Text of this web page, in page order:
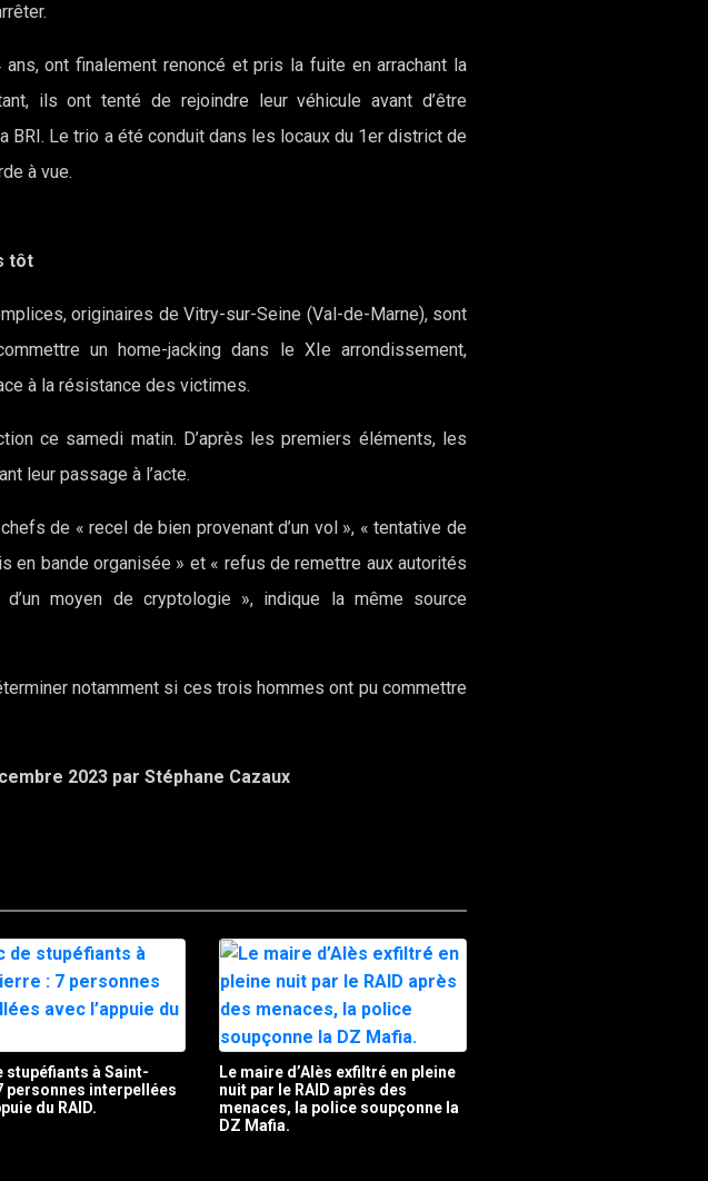
ont finalement renoncé et pris la fuite en arrachant la
ils ont tenté de rejoindre leur véhicule avant d’être
Le trio a été conduit dans les locaux du 1er district de
à vue.
tôt
originaires de Vitry-sur-Seine (Val-de-Marne), sont
un home-jacking dans le XIe arrondissement,
à la résistance des victimes.
ce samedi matin. D’après les premiers éléments, les
leur passage à l’acte.
de « recel de bien provenant d’un vol », « tentative de
en bande organisée » et « refus de remettre aux autorités
moyen de cryptologie », indique la même source
notamment si ces trois hommes ont pu commettre
2023 par Stéphane Cazaux
stupéfiants à Saint-
personnes interpellées
du RAID.
Le maire d’Alès exfiltré en pleine
nuit par le RAID après des
menaces, la police soupçonne la
DZ Mafia.